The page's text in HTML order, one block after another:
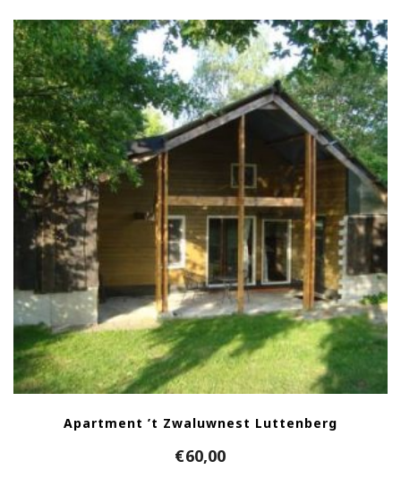
Apartment ’t Zwaluwnest Luttenberg
€60,00